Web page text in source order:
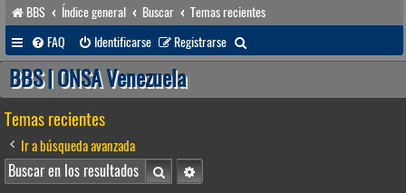
BBS Índice general Buscar
Temas recientes
FAQ
Identificarse Registrarse
u
BBS | ONSA Venezuela
Temas recientes
Ir a búsqueda avanzada
BuscarBúsqueda avanzada